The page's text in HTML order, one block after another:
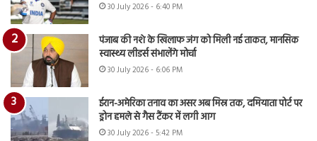
30 July 2026 - 6:40 PM
पंजाब की नशे के खिलाफ जंग को मिली नई ताकत, मानसिक
स्वास्थ्य लीडर्स संभालेंगे मोर्चा
30 July 2026 - 6:06 PM
ईरान-अमेरिका तनाव का असर अब मिस्र तक, दमियाता पोर्ट पर
ड्रोन हमले से गैस टैंकर में लगी आग
30 July 2026 - 5:42 PM